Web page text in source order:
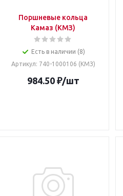
Поршневые кольца
Камаз (КМЗ)
Есть в наличии (8)
Артикул: 740-1000106 (КМЗ)
984.50₽/шт